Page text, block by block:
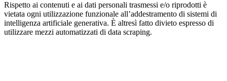
Rispetto ai contenuti e ai dati personali trasmessi e/o riprodotti è
vietata ogni utilizzazione funzionale all’addestramento di sistemi di
intelligenza artificiale generativa. È altresì fatto divieto espresso di
utilizzare mezzi automatizzati di data scraping.